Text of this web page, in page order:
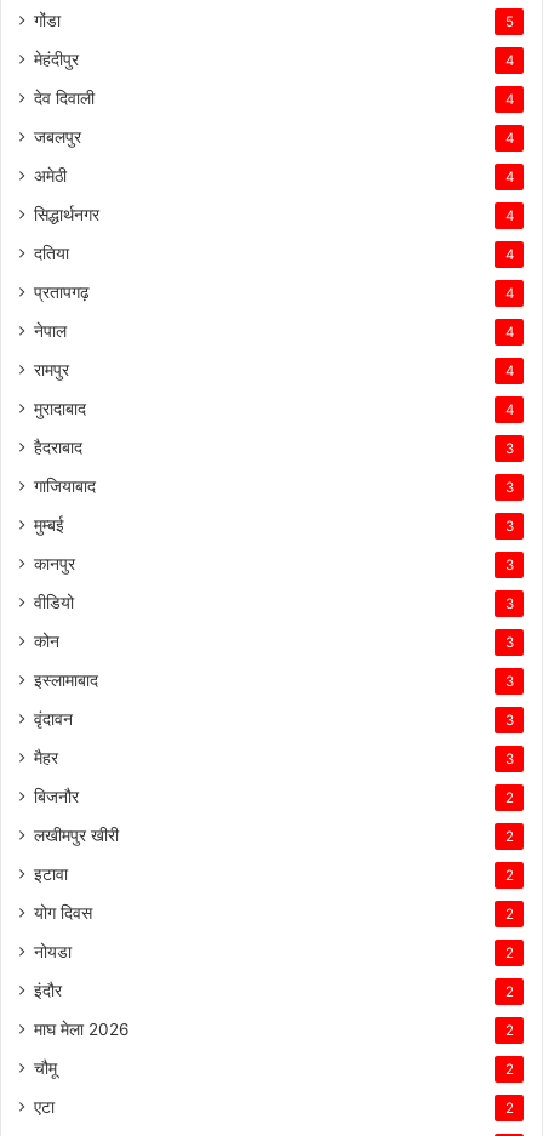
गोंडा 5
मेहंदीपुर 4
देव दिवाली 4
जबलपुर 4
अमेठी 4
सिद्धार्थनगर 4
दतिया 4
प्रतापगढ़ 4
नेपाल 4
रामपुर 4
मुरादाबाद 4
हैदराबाद 3
गाजियाबाद 3
मुम्बई 3
कानपुर 3
वीडियो 3
कोन 3
इस्लामाबाद 3
वृंदावन 3
मैहर 3
बिजनौर 2
लखीमपुर खीरी 2
इटावा 2
योग दिवस 2
नोयडा 2
इंदौर 2
माघ मेला 2026 2
चौमू 2
एटा 2